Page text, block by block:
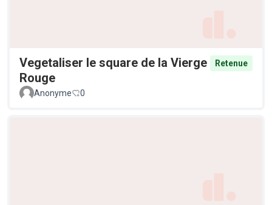
Vegetaliser le square de la Vierge
Rouge
Retenue
Anonyme 0